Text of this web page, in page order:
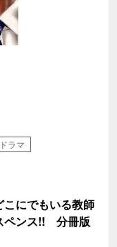
ラマ
にでもいる教師
ペンス!! 分冊版